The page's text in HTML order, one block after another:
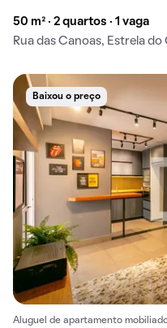
50 m² · 2 quartos · 1 vaga
Rua das Canoas, Estrela
Baixou o preço
Aluguel de apartamento